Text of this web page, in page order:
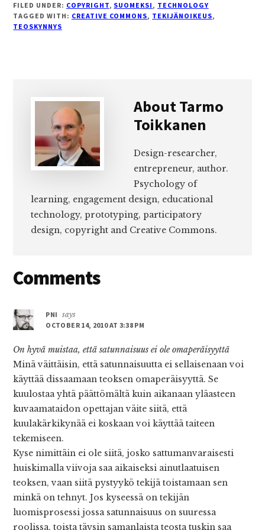
FILED UNDER: COPYRIGHT, SUOMEKSI, TECHNOLOGY
TAGGED WITH: CREATIVE COMMONS, TEKIJÄNOIKEUS,
TEOSKYNNYS
AboutTarmo
Toikkanen
Design-researcher,
entrepreneur, author.
Psychology of
learning, engagement design, educational
technology, prototyping, participatory
design, copyright and Creative Commons.
Reader
Comments
PNI
says
OCTOBER 14, 2010 AT 3:38 PM
On hyvä muistaa, että satunnaisuus ei ole omaperäisyyttä
Minä väittäisin, että satunnaisuutta ei sellaisenaan voi
käyttää dissaamaan teoksen omaperäisyyttä. Se
kuulostaa yhtä päättömältä kuin aikanaan yläasteen
kuvaamataidon opettajan väite siitä, että
kuulakärkikynää ei koskaan voi käyttää taiteen
tekemiseen.
Kyse nimittäin ei ole siitä, josko sattumanvaraisesti
huiskimalla viivoja saa aikaiseksi ainutlaatuisen
teoksen, vaan siitä pystyykö tekijä toistamaan sen
minkä on tehnyt. Jos kyseessä on tekijän
luomisprosessi jossa satunnaisuus on suuressa
roolissa, toista täysin samanlaista teosta tuskin saa